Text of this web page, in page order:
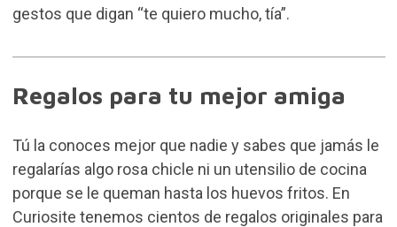
gestos que digan “te quiero mucho, tía”.
Regalos para tu mejor amiga
Tú la conoces mejor que nadie y sabes que jamás le
regalarías algo rosa chicle ni un utensilio de cocina
porque se le queman hasta los huevos fritos. En
Curiosite tenemos cientos de regalos originales para